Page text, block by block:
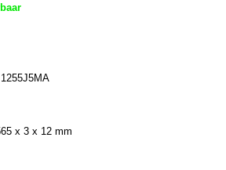
1255J5MA
x 3 x 12 mm